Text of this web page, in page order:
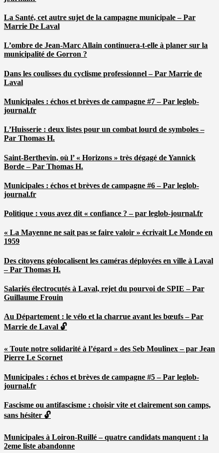
La Santé, cet autre sujet de la campagne municipale – Par
Marrie De Laval
L’ombre de Jean-Marc Allain continuera-t-elle à planer sur la
municipalité de Gorron ?
Dans les coulisses du cyclisme professionnel – Par Marrie de
Laval
Municipales : échos et brèves de campagne #7 – Par leglob-
journal.fr
L’Huisserie : deux listes pour un combat lourd de symboles –
Par Thomas H.
Saint-Berthevin, où l’ « Horizons » très dégagé de Yannick
Borde – Par Thomas H.
Municipales : échos et brèves de campagne #6 – Par leglob-
journal.fr
Politique : vous avez dit « confiance ? – par leglob-journal.fr
« La Mayenne ne sait pas se faire valoir » écrivait Le Monde en
1959
Des citoyens géolocalisent les caméras déployées en ville à Laval
– Par Thomas H.
Salariés électrocutés à Laval, rejet du pourvoi de SPIE – Par
Guillaume Frouin
Au Département : le vélo et la charrue avant les bœufs – Par
Marrie de Laval 🔓
« Toute notre solidarité à l’égard » des Seb Moulinex – par Jean
Pierre Le Scornet
Municipales : échos et brèves de campagne #5 – Par leglob-
journal.fr
Fascisme ou antifascisme : choisir vite et clairement son camps,
sans hésiter 🔓
Municipales à Loiron-Ruillé – quatre candidats manquent : la
2eme liste abandonne